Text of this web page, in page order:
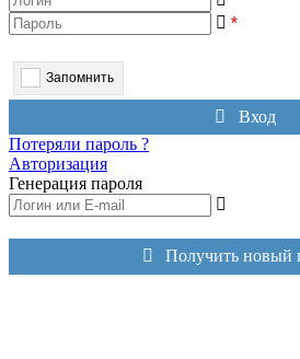
*
Запомнить
Вход
Потеряли пароль ?
Авторизация
Генерация пароля
Получить новый